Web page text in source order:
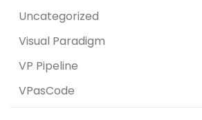
Uncategorized
Visual Paradigm
VP Pipeline
VPasCode